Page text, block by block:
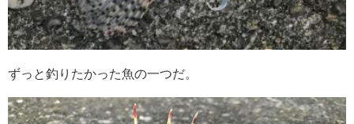
ずっと釣りたかった魚の一つだ。